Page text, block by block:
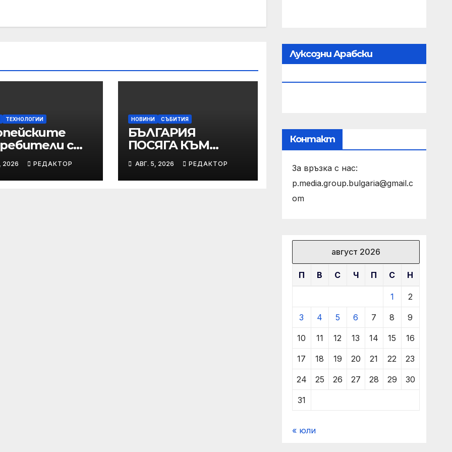
ТЕХНОЛОГИИ
с
Galaxy Z
2026 РЕДАКТОР
НОВИНИ СЪБИТИЯ
БЪЛГАРИЯ
ПОСЯГА КЪМ
СВЕТОВНА ТИТЛА
АВГ. 5, 2026 РЕДАКТОР
Луксозни Арабски
Контакт
За връзка с нас:
p.media.group.bulgaria@gmail.c
om
август 2026
П В С Ч П С Н
1 2
3 4 5 6 7 8 9
10 11 12 13 14 15 16
17 18 19 20 21 22 23
24 25 26 27 28 29 30
31
« юли